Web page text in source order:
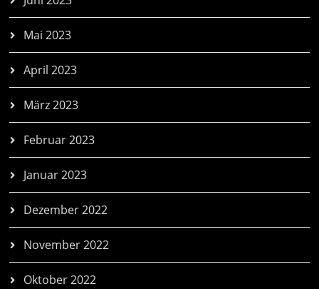
Mai 2023
April 2023
März 2023
Februar 2023
Januar 2023
Dezember 2022
November 2022
Oktober 2022